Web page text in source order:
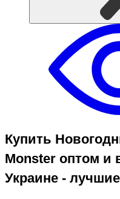
Купить
Monster оптом и
Украине -